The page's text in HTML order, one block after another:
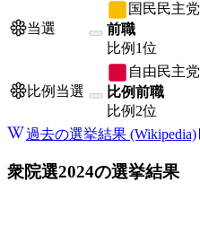
当選
国民民主党
前職
比例 1位
比例当選
自由民主党
比例前職
比例2位
過去の選挙結果 (Wikipedia)
衆院選2024の選挙結果